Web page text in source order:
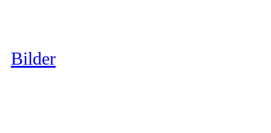
Bilder